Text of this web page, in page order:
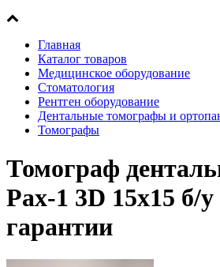
Главная
Каталог товаров
Медицинское оборудование
Стоматология
Рентген оборудование
Дентальные томографы и
Томографы
Томограф
Paх-1 3D 15x15 б/
гарантии